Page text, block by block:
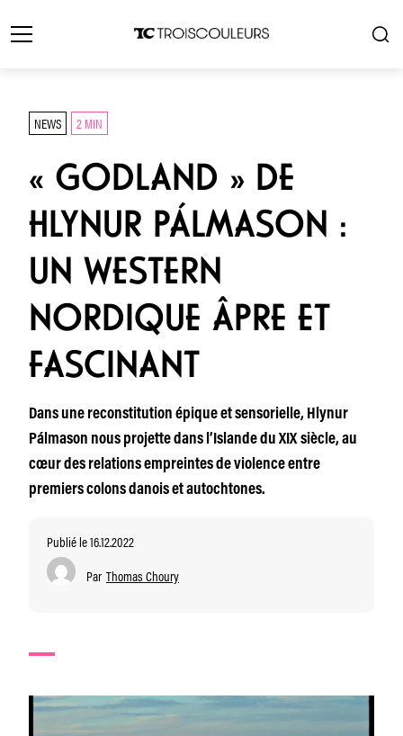
NEWS 2 MIN
« GODLAND » DE
HLYNUR PÁLMASON :
UN WESTERN
NORDIQUE ÂPRE ET
FASCINANT
Dans une reconstitution épique et sensorielle, Hlynur
Pálmason nous projette dans l’Islande du XIX siècle, au
cœur des relations empreintes de violence entre
premiers colons danois et autochtones.
Publié le 16.12.2022
Par Thomas Choury